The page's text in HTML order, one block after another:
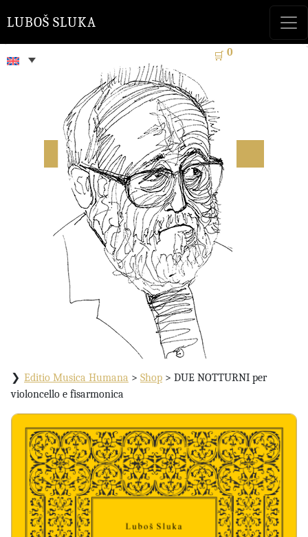
🛒 0
LUBOŠ SLUKA
Editio Musica Humana > Shop > DUE NOTTURNI per
violoncello e fisarmonica